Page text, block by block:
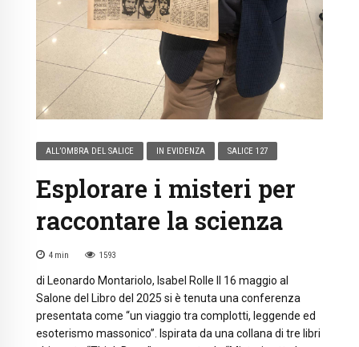
ALL’OMBRA DEL SALICE IN EVIDENZA SALICE 127
Esplorare i misteri per
raccontare la scienza
4 min 1593
di Leonardo Montariolo, Isabel Rolle Il 16 maggio al
Salone del Libro del 2025 si è tenuta una conferenza
presentata come “un viaggio tra complotti, leggende ed
esoterismo massonico”. Ispirata da una collana di tre libri